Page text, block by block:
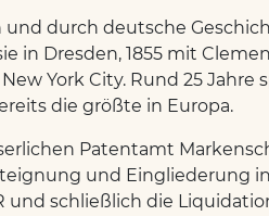
und durch deutsche
in Dresden, 1855 mit
York City. Rund 25 Jahre
die größte in Europa.
Patentamt
und Eingliederung
schließlich die